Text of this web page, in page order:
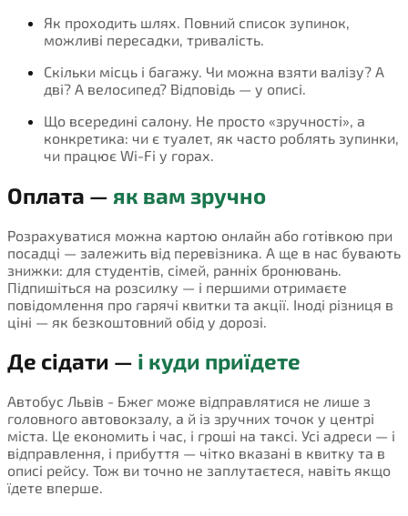
Як проходить шлях. Повний список зупинок,
можливі пересадки, тривалість.
Скільки місць і багажу. Чи можна взяти валізу? А
дві? А велосипед? Відповідь — у описі.
Що всередині салону. Не просто «зручності», а
конкретика: чи є туалет, як часто роблять зупинки,
чи працює Wi-Fi у горах.
Оплата — як вам зручно
Розрахуватися можна картою онлайн або готівкою при
посадці — залежить від перевізника. А ще в нас бувають
знижки: для студентів, сімей, ранніх бронювань.
Підпишіться на розсилку — і першими отримаєте
повідомлення про гарячі квитки та акції. Іноді різниця в
ціні — як безкоштовний обід у дорозі.
Де сідати — і куди приїдете
Автобус Львів - Бжег може відправлятися не лише з
головного автовокзалу, а й із зручних точок у центрі
міста. Це економить і час, і гроші на таксі. Усі адреси — і
відправлення, і прибуття — чітко вказані в квитку та в
описі рейсу. Тож ви точно не заплутаєтеся, навіть якщо
їдете вперше.